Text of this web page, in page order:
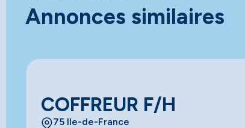
Annonces similaires
COFFREUR F/H
75 Ile-de-France